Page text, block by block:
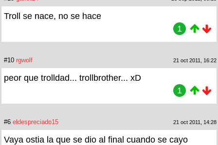
Troll se nace, no se hace
1
#10 rgwolf 21 oct 2011, 16:22
peor que trolldad... trollbrother... xD
1
#6 eldespreciado15 21 oct 2011, 14:28
Vaya ostia la que se dio al final cuando se cayo